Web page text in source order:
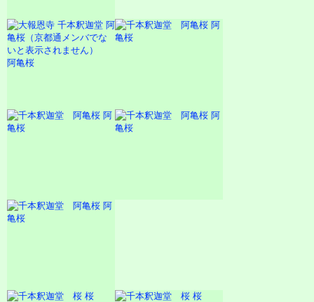
阿亀桜
阿
亀桜
阿
亀桜
阿
亀桜
阿
亀桜
桜 桜